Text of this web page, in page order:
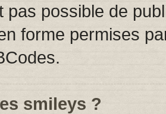
pas possible de
forme permises
smileys ?